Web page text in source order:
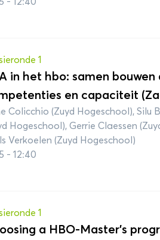
1
in het hbo: samen bouwen
en capaciteit
Colicchio (Zuyd Hogeschool), Silu
Hogeschool), Gerrie Claessen
Verkoelen (Zuyd Hogeschool)
- 12:40
1
a HBO-Master’s